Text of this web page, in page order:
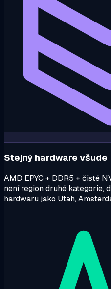
Stejný hardware všude
AMD EPYC + DDR5 + čisté
není region druhé kategorie,
hardwaru jako Utah,